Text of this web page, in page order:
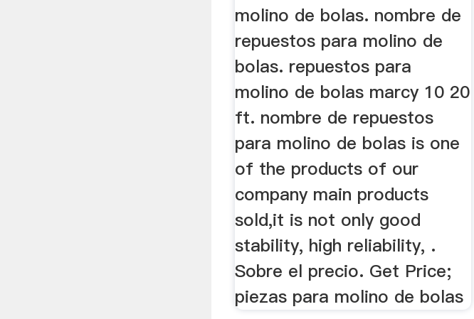
molino de bolas. nombre de
repuestos para molino de
bolas. repuestos para
molino de bolas marcy 10 20
ft. nombre de repuestos
para molino de bolas is one
of the products of our
company main products
sold,it is not only good
stability, high reliability, .
Sobre el precio. Get Price;
piezas para molino de bolas